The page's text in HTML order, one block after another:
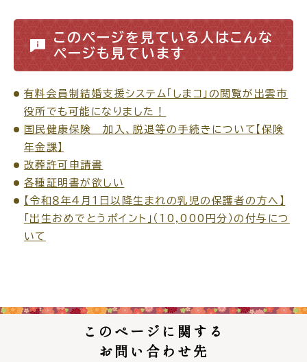
サイトマップ
このページを見ている人はこんな
ページも見ています
有料会員制結婚支援システム「しまコ」の閲覧が出雲市
役所でも可能になりました！
国民健康保険 加入、脱退等の手続きについて【保険
年金課】
改葬許可申請書
各種証明書が欲しい
【令和８年４月１日以降生まれの乳児の保護者の方へ】
「出生おめでとうポイント」（10,000円分）の付与につ
いて
このページに関する
お問い合わせ先